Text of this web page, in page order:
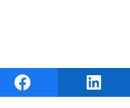
Share on Facebook